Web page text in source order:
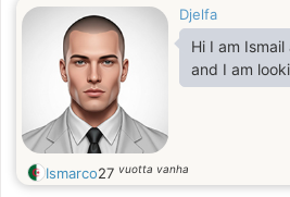
Djelfa
Hi I am
and I am
Ismarco27 vuotta vanha